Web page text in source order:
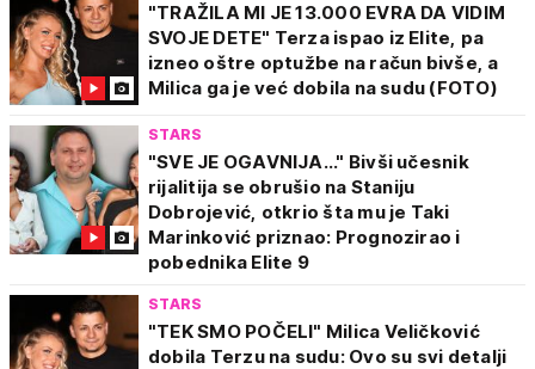
"TRAŽILA MI JE 13.000 EVRA DA VIDIM
SVOJE DETE" Terza ispao iz Elite, pa
izneo oštre optužbe na račun bivše, a
Milica ga je već dobila na sudu (FOTO)
STARS
"SVE JE OGAVNIJA..." Bivši učesnik
rijalitija se obrušio na Staniju
Dobrojević, otkrio šta mu je Taki
Marinković priznao: Prognozirao i
pobednika Elite 9
STARS
"TEK SMO POČELI" Milica Veličković
dobila Terzu na sudu: Ovo su svi detalji